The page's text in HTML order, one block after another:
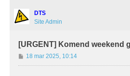
DTS
Site Admin
[URGENT] Komend weekend
B
e
18 mar 2025, 10:14